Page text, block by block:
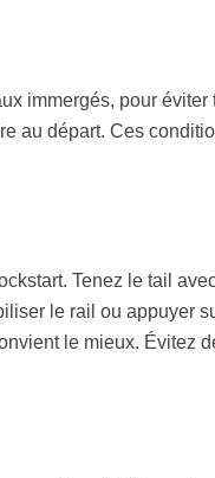
immergés, pour éviter
au départ. Ces
Tenez le tail
le rail ou appuyer
le mieux. Évitez